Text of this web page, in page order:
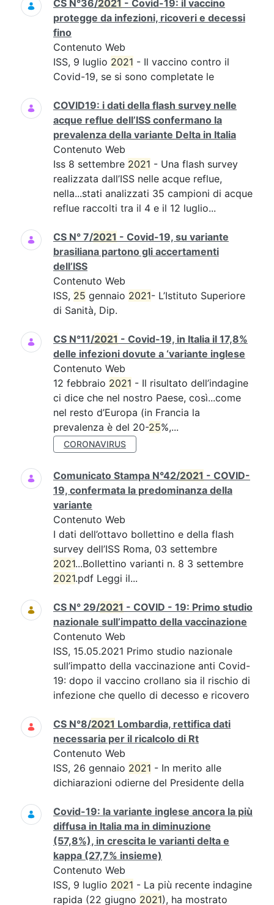
CS N°36/2021 - Covid-19: il vaccino
protegge da infezioni, ricoveri e decessi
fino
Contenuto Web
ISS, 9 luglio 2021 - Il vaccino contro il
Covid-19, se si sono completate le
COVID19: i dati della flash survey nelle
acque reflue dell’ISS confermano la
prevalenza della variante Delta in Italia
Contenuto Web
Iss 8 settembre 2021 - Una flash survey
realizzata dall’ISS nelle acque reflue,
nella...stati analizzati 35 campioni di acque
reflue raccolti tra il 4 e il 12 luglio...
CS N° 7/2021 - Covid-19, su variante
brasiliana partono gli accertamenti
dell’ISS
Contenuto Web
ISS, 25 gennaio 2021- L’Istituto Superiore
di Sanità, Dip.
CS N°11/2021 - Covid-19, in Italia il 17,8%
delle infezioni dovute a ‘variante inglese
Contenuto Web
12 febbraio 2021 - Il risultato dell’indagine
ci dice che nel nostro Paese, così...come
nel resto d’Europa (in Francia la
prevalenza è del 20-25%,...
CORONAVIRUS
Comunicato Stampa N°42/2021 - COVID-
19, confermata la predominanza della
variante
Contenuto Web
I dati dell’ottavo bollettino e della flash
survey dell’ISS Roma, 03 settembre
2021...Bollettino varianti n. 8 3 settembre
2021.pdf Leggi il...
CS N° 29/2021 - COVID - 19: Primo studio
nazionale sull’impatto della vaccinazione
Contenuto Web
ISS, 15.05.2021 Primo studio nazionale
sull’impatto della vaccinazione anti Covid-
19: dopo il vaccino crollano sia il rischio di
infezione che quello di decesso e ricovero
CS N°8/2021 Lombardia, rettifica dati
necessaria per il ricalcolo di Rt
Contenuto Web
ISS, 26 gennaio 2021 - In merito alle
dichiarazioni odierne del Presidente della
Covid-19: la variante inglese ancora la più
diffusa in Italia ma in diminuzione
(57,8%), in crescita le varianti delta e
kappa (27,7% insieme)
Contenuto Web
ISS, 9 luglio 2021 - La più recente indagine
rapida (22 giugno 2021), ha mostrato